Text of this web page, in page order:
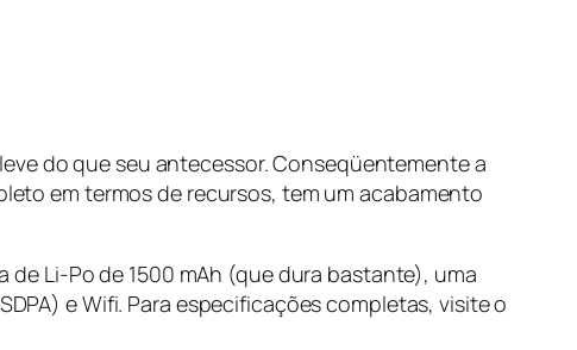
do que seu antecessor. Conseqüentemente a
em termos de recursos, tem um acabamento
de Li-Po de 1500 mAh (que dura bastante), uma
e Wifi. Para especificações completas, visite o